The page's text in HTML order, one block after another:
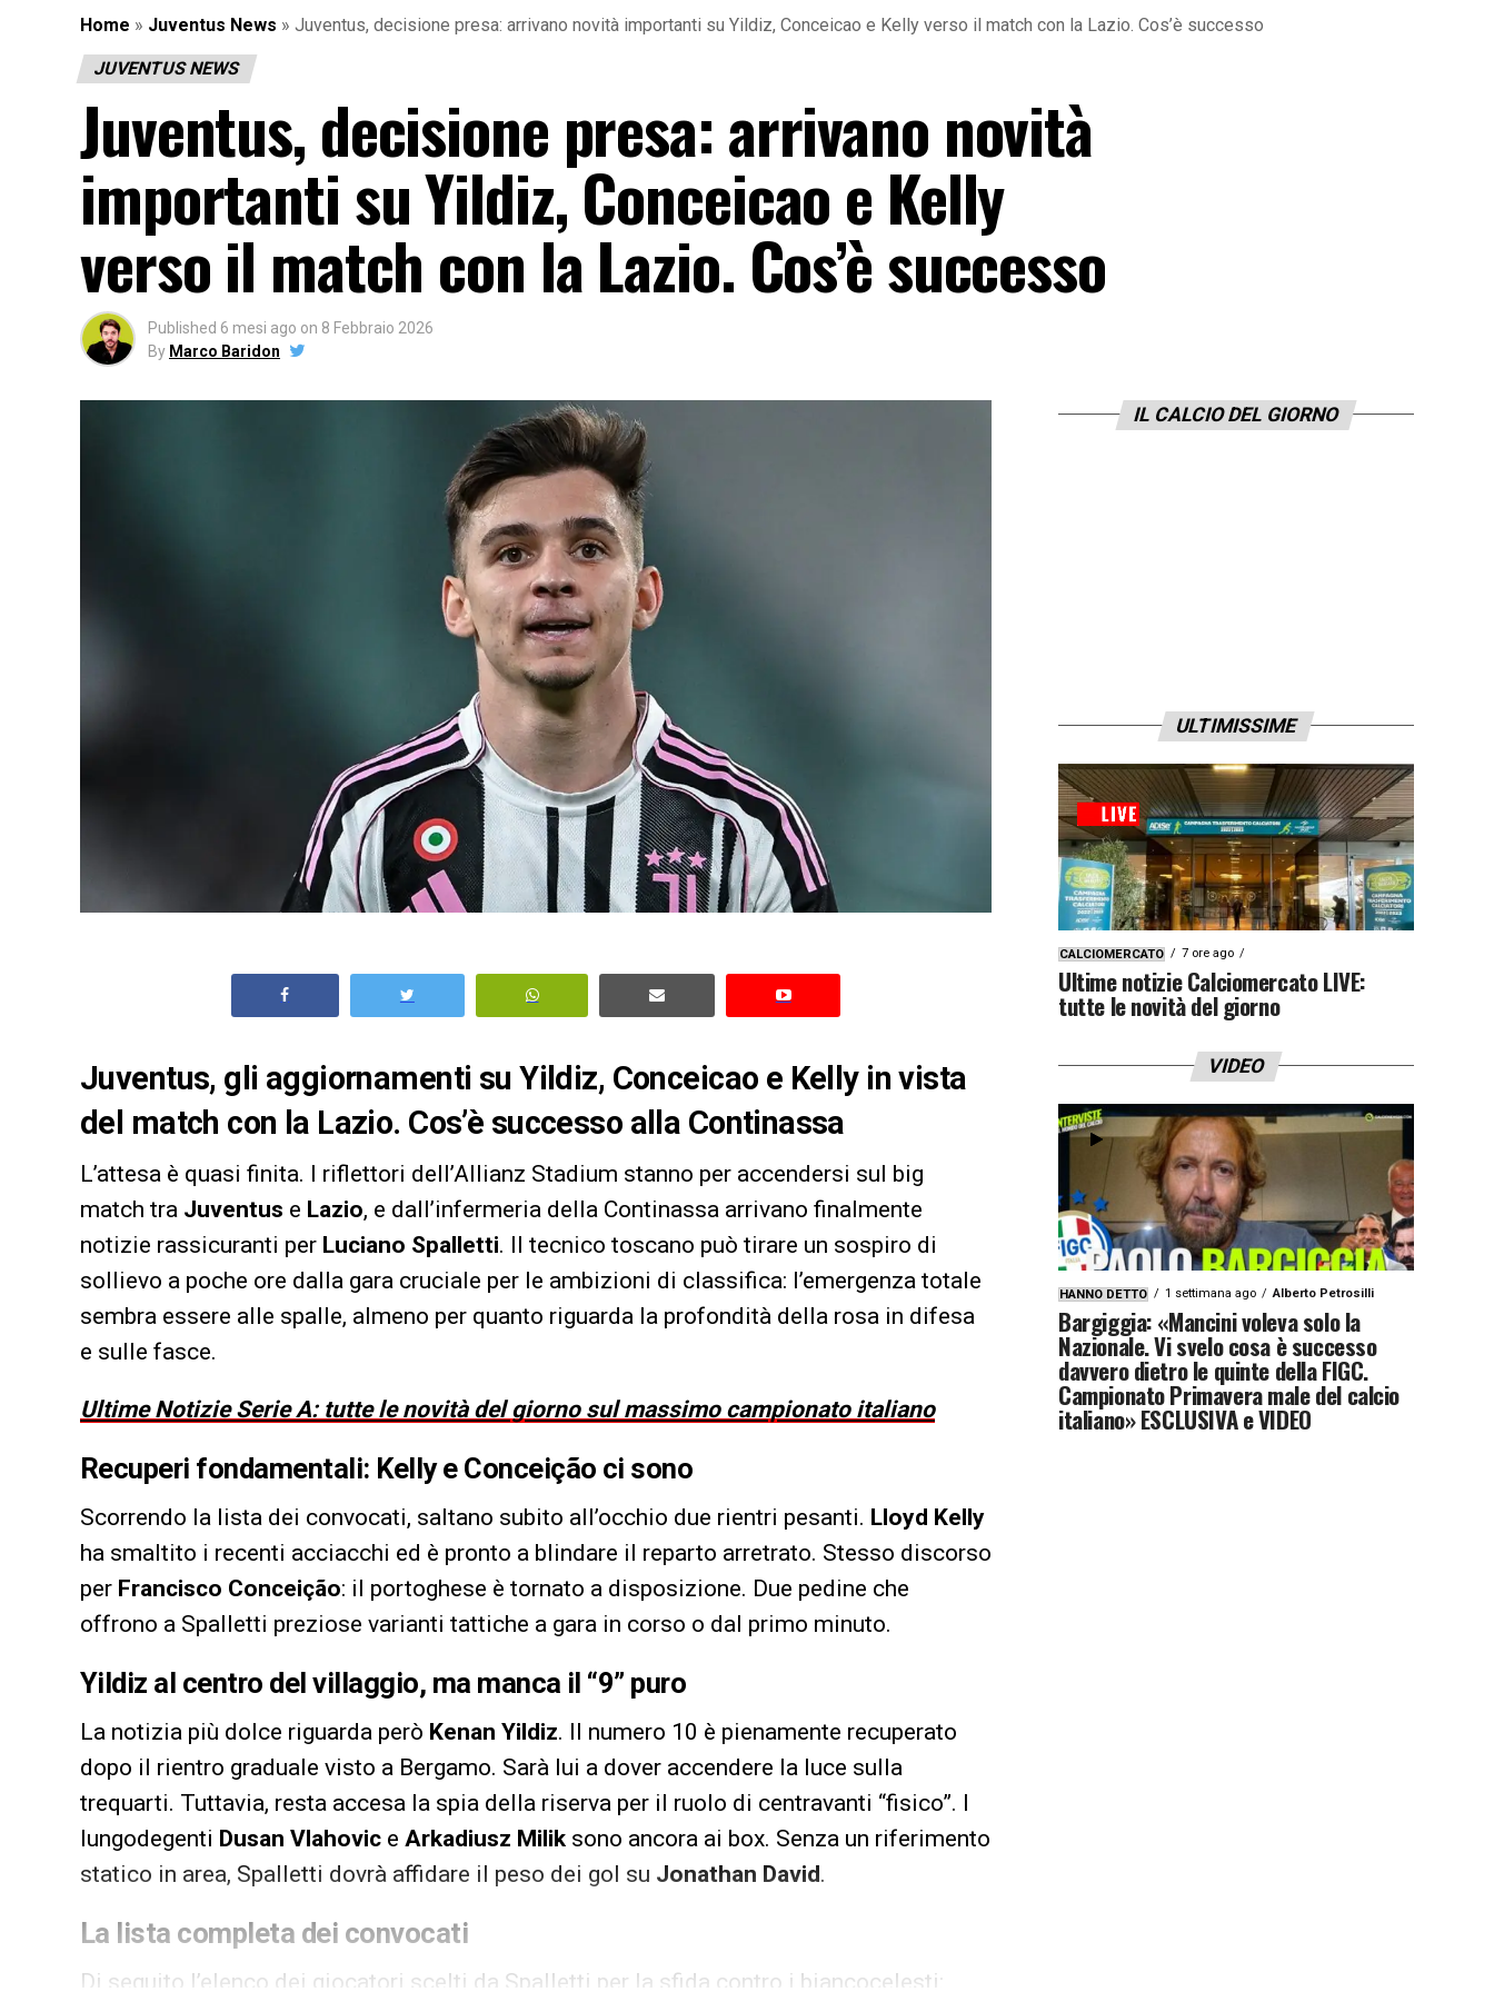
Home » Juventus News » Juventus, decisione presa: arrivano novità importanti su Yildiz, Conceicao e Kelly verso il match con la Lazio. Cos’è successo
JUVENTUS NEWS
Juventus, decisione presa: arrivano novità
importanti su Yildiz, Conceicao e Kelly
verso il match con la Lazio. Cos’è successo
Published 6 mesi ago on 8 Febbraio 2026
By Marco Baridon
Juventus, gli aggiornamenti su Yildiz, Conceicao e Kelly in vista
del match con la Lazio. Cos’è successo alla Continassa
L’attesa è quasi finita. I riflettori dell’Allianz Stadium stanno per accendersi sul big
match tra Juventus e Lazio, e dall’infermeria della Continassa arrivano finalmente
notizie rassicuranti per Luciano Spalletti. Il tecnico toscano può tirare un sospiro di
sollievo a poche ore dalla gara cruciale per le ambizioni di classifica: l’emergenza totale
sembra essere alle spalle, almeno per quanto riguarda la profondità della rosa in difesa
e sulle fasce.
Ultime Notizie Serie A: tutte le novità del giorno sul massimo campionato italiano
Recuperi fondamentali: Kelly e Conceição ci sono
Scorrendo la lista dei convocati, saltano subito all’occhio due rientri pesanti. Lloyd Kelly
ha smaltito i recenti acciacchi ed è pronto a blindare il reparto arretrato. Stesso discorso
per Francisco Conceição: il portoghese è tornato a disposizione. Due pedine che
offrono a Spalletti preziose varianti tattiche a gara in corso o dal primo minuto.
Yildiz al centro del villaggio, ma manca il “9” puro
La notizia più dolce riguarda però Kenan Yildiz. Il numero 10 è pienamente recuperato
dopo il rientro graduale visto a Bergamo. Sarà lui a dover accendere la luce sulla
trequarti. Tuttavia, resta accesa la spia della riserva per il ruolo di centravanti “fisico”. I
lungodegenti Dusan Vlahovic e Arkadiusz Milik sono ancora ai box. Senza un riferimento
statico in area, Spalletti dovrà affidare il peso dei gol su Jonathan David.
La lista completa dei convocati
Di seguito l’elenco dei giocatori scelti da Spalletti per la sfida contro i biancocelesti:
IL CALCIO DEL GIORNO
ULTIMISSIME
CALCIOMERCATO 7 ore ago
Ultime notizie Calciomercato LIVE:
tutte le novità del giorno
VIDEO
HANNO DETTO 1 settimana ago Alberto Petrosilli
Bargiggia: «Mancini voleva solo la
Nazionale. Vi svelo cosa è successo
davvero dietro le quinte della FIGC.
Campionato Primavera male del calcio
italiano» ESCLUSIVA e VIDEO